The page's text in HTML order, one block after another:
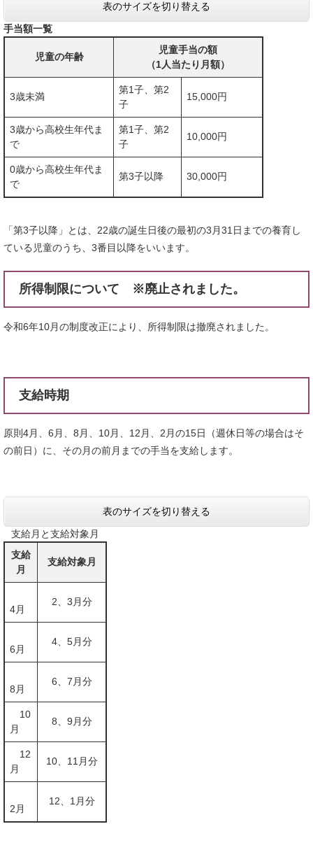
表のサイズを切り替える
手当額一覧
児童の年齢
児童手当の額
（1人当たり月額）
3歳未満
第1子、第2
子
15,000円
3歳から高校生年代ま
で
第1子、第2
子
10,000円
0歳から高校生年代ま
で
第3子以降 30,000円
「第3子以降」とは、22歳の誕生日後の最初の3月31日までの養育し
ている児童のうち、3番目以降をいいます。
所得制限について ※廃止されました。
令和6年10月の制度改正により、所得制限は撤廃されました。
支給時期
原則4月、6月、8月、10月、12月、2月の15日（週休日等の場合はそ
の前日）に、その月の前月までの手当を支給します。
表のサイズを切り替える
支給月と支給対象月
支給
月
支給対象月
4月
2、3月分
6月
4、5月分
8月
6、7月分
10
月
8、9月分
12
月
10、11月分
2月
12、1月分